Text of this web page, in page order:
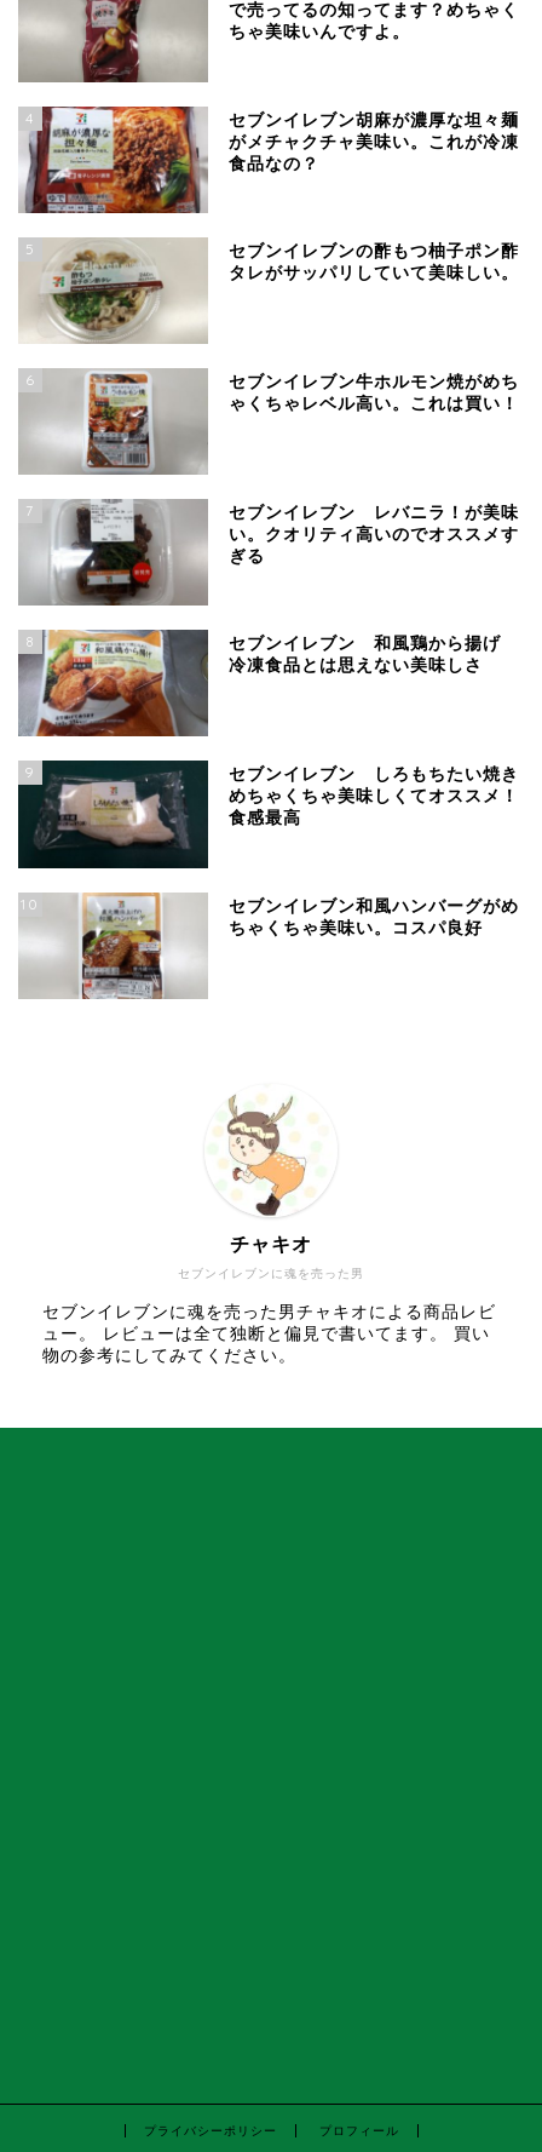
で売ってるの知ってます？めちゃく
ちゃ美味いんですよ。
4
セブンイレブン胡麻が濃厚な坦々麺
がメチャクチャ美味い。これが冷凍
食品なの？
5
セブンイレブンの酢もつ柚子ポン酢
タレがサッパリしていて美味しい。
6
セブンイレブン牛ホルモン焼がめち
ゃくちゃレベル高い。これは買い！
7
セブンイレブン レバニラ！が美味
い。クオリティ高いのでオススメす
ぎる
8
セブンイレブン 和風鶏から揚げ
冷凍食品とは思えない美味しさ
9
セブンイレブン しろもちたい焼き
めちゃくちゃ美味しくてオススメ！
食感最高
10
セブンイレブン和風ハンバーグがめ
ちゃくちゃ美味い。コスパ良好
セブンイレブンに魂を売った男
チャキオ
セブンイレブンに魂を売った男チャキオによる商品レビ
ュー。 レビューは全て独断と偏見で書いてます。 買い
物の参考にしてみてください。
プライバシーポリシー プロフィール